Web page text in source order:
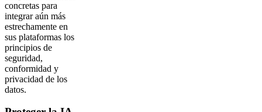
concretas para
integrar aún más
estrechamente en
sus plataformas los
principios de
seguridad,
conformidad y
privacidad de los
datos.